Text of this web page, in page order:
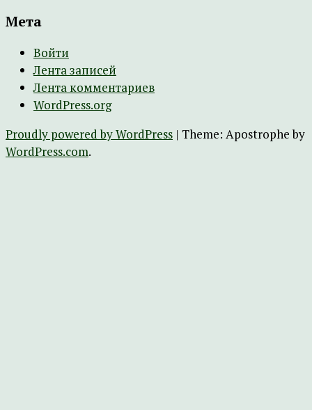
Мета
Войти
Лента записей
Лента комментариев
WordPress.org
Proudly powered by WordPress | Theme: Apostrophe by
WordPress.com.